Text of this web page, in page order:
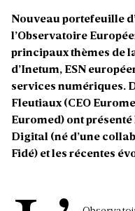
Nouveau portefeuille
l’Observatoire
principaux thèmes de
d’Inetum, ESN
services numériques.
Fleutiaux (CEO
Euromed) ont
Digital (né d’une
Fidé) et les récentes